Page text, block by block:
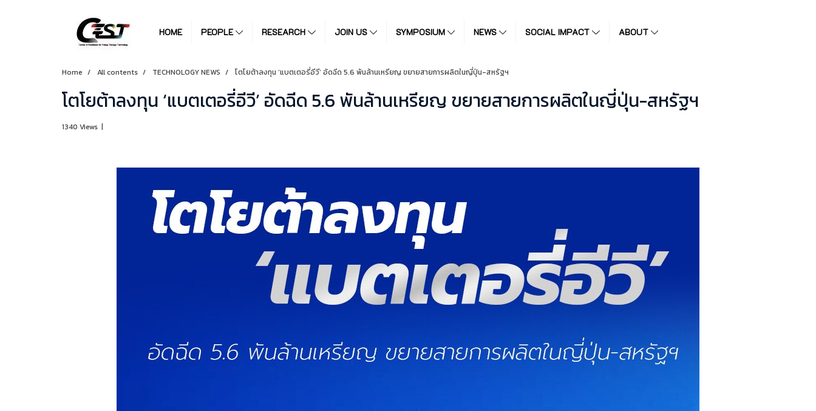
HOME PEOPLE RESEARCH JOIN US SYMPOSIUM NEWS SOCIAL IMPACT ABOUT
Home All contents TECHNOLOGY NEWS โตโยต้าลงทุน ‘แบตเตอรี่อีวี’ อัดฉีด 5.6 พันล้านเหรียญ ขยายสายการผลิตในญี่ปุ่น-สหรัฐฯ
โตโยต้าลงทุน ‘แบตเตอรี่อีวี’ อัดฉีด 5.6 พันล้านเหรียญ ขยายสายการผลิตในญี่ปุ่น-สหรัฐฯ
1340 Views |